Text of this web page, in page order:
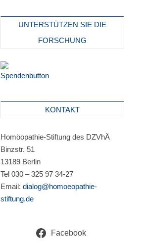
UNTERSTÜTZEN SIE DIE
FORSCHUNG
KONTAKT
Homöopathie-Stiftung des DZVhÄ
Binzstr. 51
13189 Berlin
Tel 030 – 325 97 34-27
Email: dialog@homoeopathie-
stiftung.de
Facebook